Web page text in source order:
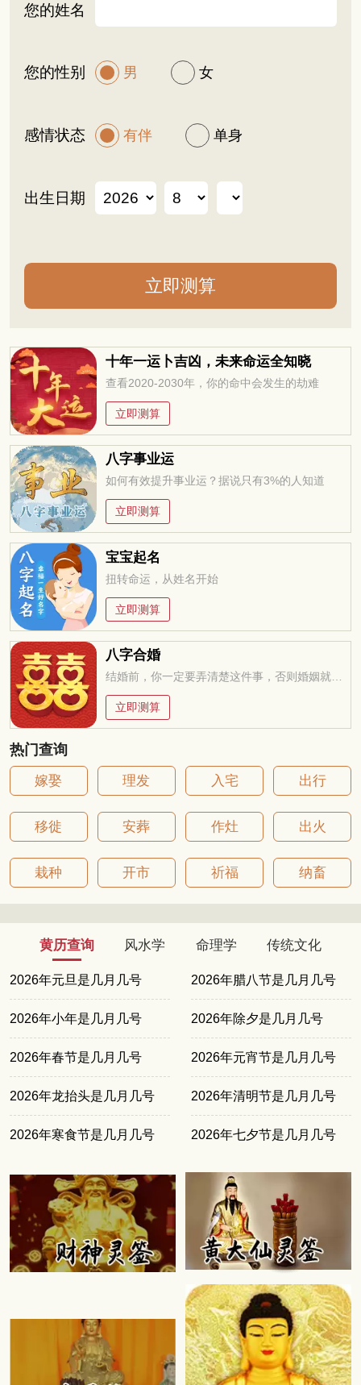
您的姓名
您的性别 男 女
感情状态 有伴 单身
出生日期
十年一运卜吉凶，未来命运全知晓
查看2020-2030年，你的命中会发生的劫难
立即测算
八字事业运
如何有效提升事业运？据说只有3%的人知道
立即测算
宝宝起名
扭转命运，从姓名开始
立即测算
八字合婚
结婚前，你一定要弄清楚这件事，否则婚姻就是你的坟墓
立即测算
热门查询
嫁娶 理发 入宅 出行
移徙 安葬 作灶 出火
栽种 开市 祈福 纳畜
黄历查询 风水学 命理学 传统文化
2026年元旦是几月几号 2026年腊八节是几月几号
2026年小年是几月几号 2026年除夕是几月几号
2026年春节是几月几号 2026年元宵节是几月几号
2026年龙抬头是几月几号 2026年清明节是几月几号
2026年寒食节是几月几号 2026年七夕节是几月几号